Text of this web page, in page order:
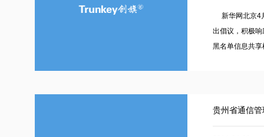
新华网北京4
出倡议，积极响
黑名单信息共享
贵州省通信